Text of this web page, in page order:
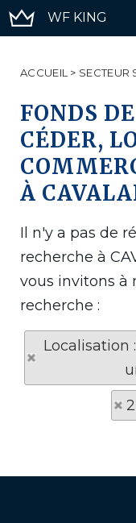
WF KING
ACCUEIL > SECTEUR
FONDS
CÉDER,
À
Il n'y a pas de
recherche à
vous invitons à
recherche :
Localisation